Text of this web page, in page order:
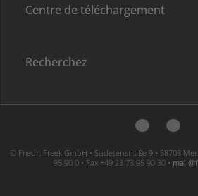
Centre de téléchargement
Recherchez
© Friedr. Freek GmbH • Sudetenstraße 9 • 58708
95 90 0 • Fax +49 23 73 95 90 30 •